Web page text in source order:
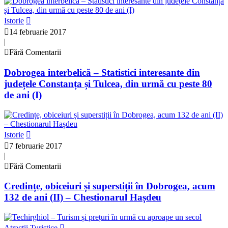
Istorie
14 februarie 2017
|
Fără Comentarii
Dobrogea interbelică – Statistici interesante din
județele Constanța și Tulcea, din urmă cu peste 80
de ani (I)
Istorie
7 februarie 2017
|
Fără Comentarii
Credințe, obiceiuri și superstiții în Dobrogea, acum
132 de ani (II) – Chestionarul Hașdeu